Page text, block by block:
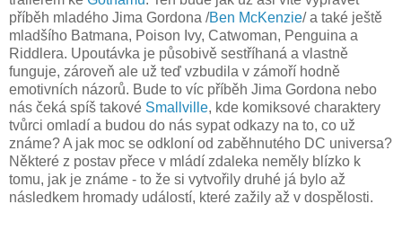
příběh mladého Jima Gordona /Ben McKenzie/ a také ještě
mladšího Batmana, Poison Ivy, Catwoman, Penguina a
Riddlera. Upoutávka je působivě sestříhaná a vlastně
funguje, zároveň ale už teď vzbudila v zámoří hodně
emotivních názorů. Bude to víc příběh Jima Gordona nebo
nás čeká spíš takové Smallville, kde komiksové charaktery
tvůrci omladí a budou do nás sypat odkazy na to, co už
známe? A jak moc se odkloní od zaběhnutého DC universa?
Některé z postav přece v mládí zdaleka neměly blízko k
tomu, jak je známe - to že si vytvořily druhé já bylo až
následkem hromady událostí, které zažily až v dospělosti.